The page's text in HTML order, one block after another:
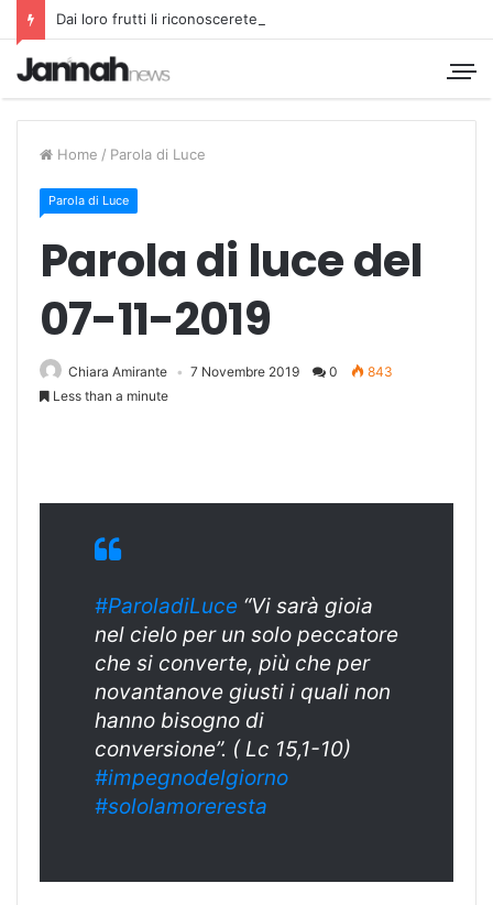
Dai loro frutti li riconoscerete
Home / Parola di Luce
Parola di Luce
Parola di luce del
07-11-2019
Chiara Amirante 7 Novembre 2019 0
843
Less than a minute
#ParoladiLuce “Vi sarà gioia
nel cielo per un solo peccatore
che si converte, più che per
novantanove giusti i quali non
hanno bisogno di
conversione”. ( Lc 15,1-10)
#impegnodelgiorno
#sololamoreresta